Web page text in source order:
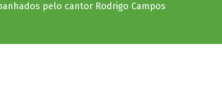
pelo cantor Rodrigo Campos